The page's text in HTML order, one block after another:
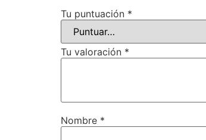
Tu puntuación *
Tu valoración *
Nombre *